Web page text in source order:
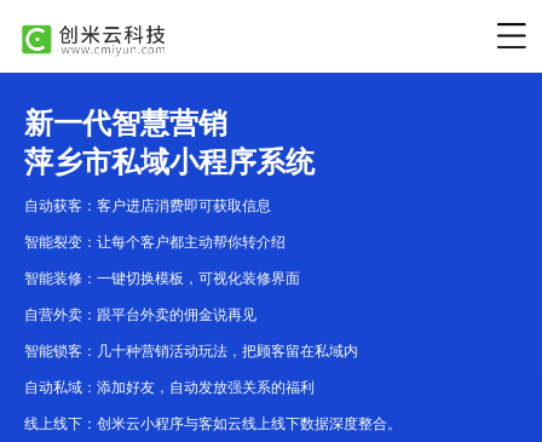
新一代智慧营销
萍乡市私域小程序系统
自动获客：客户进店消费即可获取信息
智能裂变：让每个客户都主动帮你转介绍
智能装修：一键切换模板，可视化装修界面
自营外卖：跟平台外卖的佣金说再见
智能锁客：几十种营销活动玩法，把顾客留在私域内
自动私域：添加好友，自动发放强关系的福利
线上线下：创米云小程序与客如云线上线下数据深度整合。